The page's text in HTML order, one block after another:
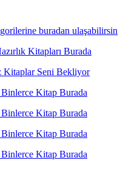
buradan ulaşabilirsin
Kitapları Burada
Kitaplar Seni Bekliyor
Kitap Burada
Kitap Burada
Kitap Burada
Kitap Burada